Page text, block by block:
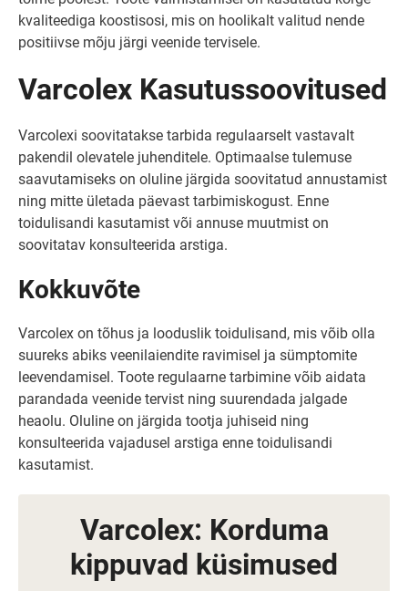
kvaliteediga koostisosi, mis on hoolikalt valitud nende
positiivse mõju järgi veenide tervisele.
Varcolex Kasutussoovitused
Varcolexi soovitatakse tarbida regulaarselt vastavalt
pakendil olevatele juhenditele. Optimaalse tulemuse
saavutamiseks on oluline järgida soovitatud annustamist
ning mitte ületada päevast tarbimiskogust. Enne
toidulisandi kasutamist või annuse muutmist on
soovitatav konsulteerida arstiga.
Kokkuvõte
Varcolex on tõhus ja looduslik toidulisand, mis võib olla
suureks abiks veenilaiendite ravimisel ja sümptomite
leevendamisel. Toote regulaarne tarbimine võib aidata
parandada veenide tervist ning suurendada jalgade
heaolu. Oluline on järgida tootja juhiseid ning
konsulteerida vajadusel arstiga enne toidulisandi
kasutamist.
Varcolex: Korduma
kippuvad küsimused